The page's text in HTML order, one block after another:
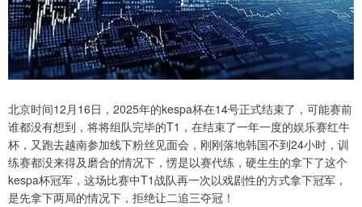
北京时间12月16日，2025年的kespa杯在14号正式结束了，可能赛前
谁都没有想到，将将组队完毕的T1，在结束了一年一度的娱乐赛红牛
杯，又跑去越南参加线下粉丝见面会，刚刚落地韩国不到24小时，训
练赛都没来得及磨合的情况下，愣是以赛代练，硬生生的拿下了这个
kespa杯冠军，这场比赛中T1战队再一次以戏剧性的方式拿下冠军，
是先拿下两局的情况下，拒绝让二追三夺冠！